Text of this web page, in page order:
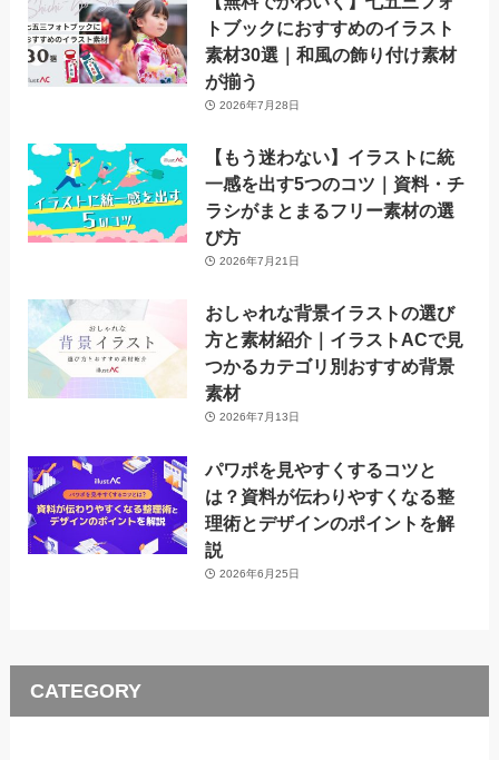
トブックにおすすめのイラスト
素材30選｜和風の飾り付け素材
が揃う
2026年7月28日
【もう迷わない】イラストに統
一感を出す5つのコツ｜資料・チ
ラシがまとまるフリー素材の選
び方
2026年7月21日
おしゃれな背景イラストの選び
方と素材紹介｜イラストACで見
つかるカテゴリ別おすすめ背景
素材
2026年7月13日
パワポを見やすくするコツと
は？資料が伝わりやすくなる整
理術とデザインのポイントを解
説
2026年6月25日
CATEGORY